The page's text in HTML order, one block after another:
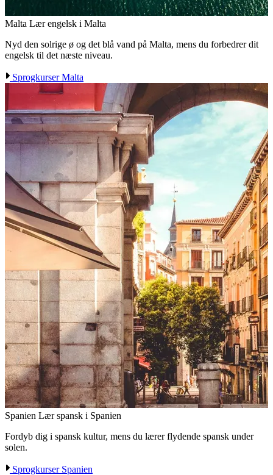
Malta Lær engelsk i Malta
Nyd den solrige ø og det blå vand på Malta, mens du forbedrer dit
engelsk til det næste niveau.
Sprogkurser Malta
Spanien Lær spansk i Spanien
Fordyb dig i spansk kultur, mens du lærer flydende spansk under
solen.
Sprogkurser Spanien